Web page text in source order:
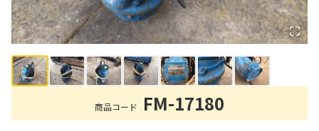
商品コード FM-17180